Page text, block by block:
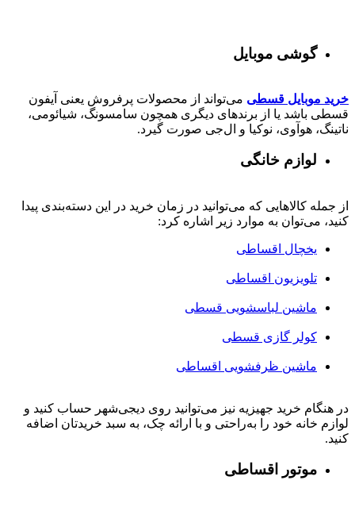
گوشی موبایل
خرید موبایل قسطی می‌تواند از محصولات پرفروش یعنی آیفون
قسطی باشد یا از برندهای دیگری همچون سامسونگ، شیائومی،
ناتینگ، هوآوی، نوکیا و ال‌جی صورت گیرد.
لوازم خانگی
از جمله کالاهایی که می‌توانید در زمان خرید در این دسته‌بندی پیدا
کنید، می‌توان به موارد زیر اشاره کرد:
یخچال اقساطی
تلویزیون اقساطی
ماشین لباسشویی قسطی
کولر گازی قسطی
ماشین ظرفشویی اقساطی
در هنگام خرید جهیزیه نیز می‌توانید روی دیجی‌شهر حساب کنید و
لوازم خانه خود را به‌راحتی و با ارائه چک، به سبد خریدتان اضافه
کنید.
موتور اقساطی